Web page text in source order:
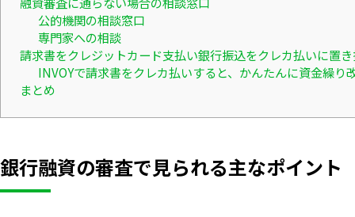
公的機関の相談窓口
専門家への相談
請求書をクレジットカード支払い銀行振込をクレカ払いに置
INVOYで請求書をクレカ払いすると、かんたんに資金繰り
まとめ
銀行融資の審査で見られる主なポイント